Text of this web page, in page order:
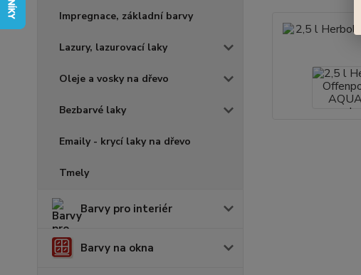
Impregnace, základní barvy
Lazury, lazurovací laky
Oleje a vosky na dřevo
Bezbarvé laky
Emaily - krycí laky na dřevo
Tmely
Barvy pro interiér
Barvy na okna